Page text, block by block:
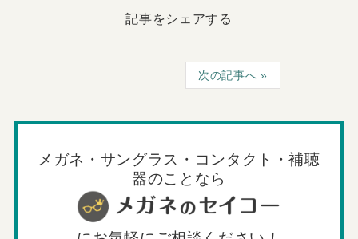
記事をシェアする
次の記事へ
メガネ・サングラス・コンタクト・補聴
器のことなら